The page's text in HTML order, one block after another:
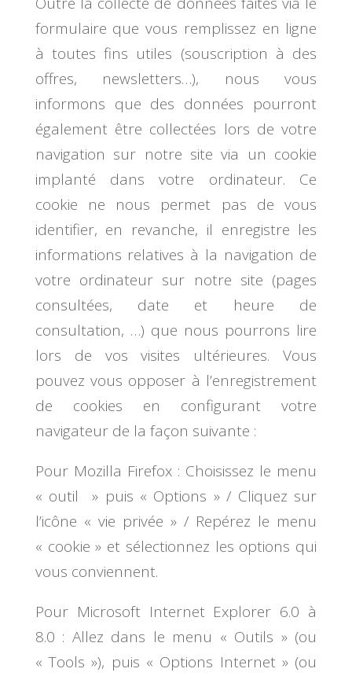
formulaire que vous remplissez en ligne
à toutes fins utiles (souscription à des
offres, newsletters…), nous vous
informons que des données pourront
également être collectées lors de votre
navigation sur notre site via un cookie
implanté dans votre ordinateur. Ce
cookie ne nous permet pas de vous
identifier, en revanche, il enregistre les
informations relatives à la navigation de
votre ordinateur sur notre site (pages
consultées, date et heure de
consultation, …) que nous pourrons lire
lors de vos visites ultérieures. Vous
pouvez vous opposer à l’enregistrement
de cookies en configurant votre
navigateur de la façon suivante :
Pour Mozilla Firefox : Choisissez le menu
« outil » puis « Options » / Cliquez sur
l’icône « vie privée » / Repérez le menu
« cookie » et sélectionnez les options qui
vous conviennent.
Pour Microsoft Internet Explorer 6.0 à
8.0 : Allez dans le menu « Outils » (ou
« Tools »), puis « Options Internet » (ou